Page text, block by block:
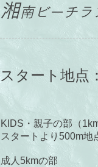
湘南ビーチラ
スタート地点
KIDS・親子の部（1km
スタートより500m地
成人5kmの部